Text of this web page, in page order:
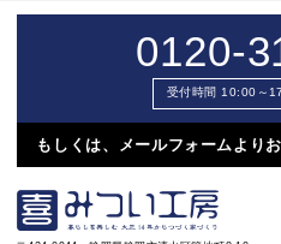
0120-
受付時間 10:00～
もしくは、メールフォームより